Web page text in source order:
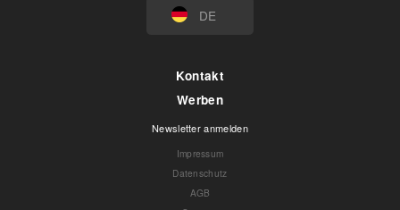
DE
Kontakt
Werben
Newsletter anmelden
Impressum
Datenschutz
AGB